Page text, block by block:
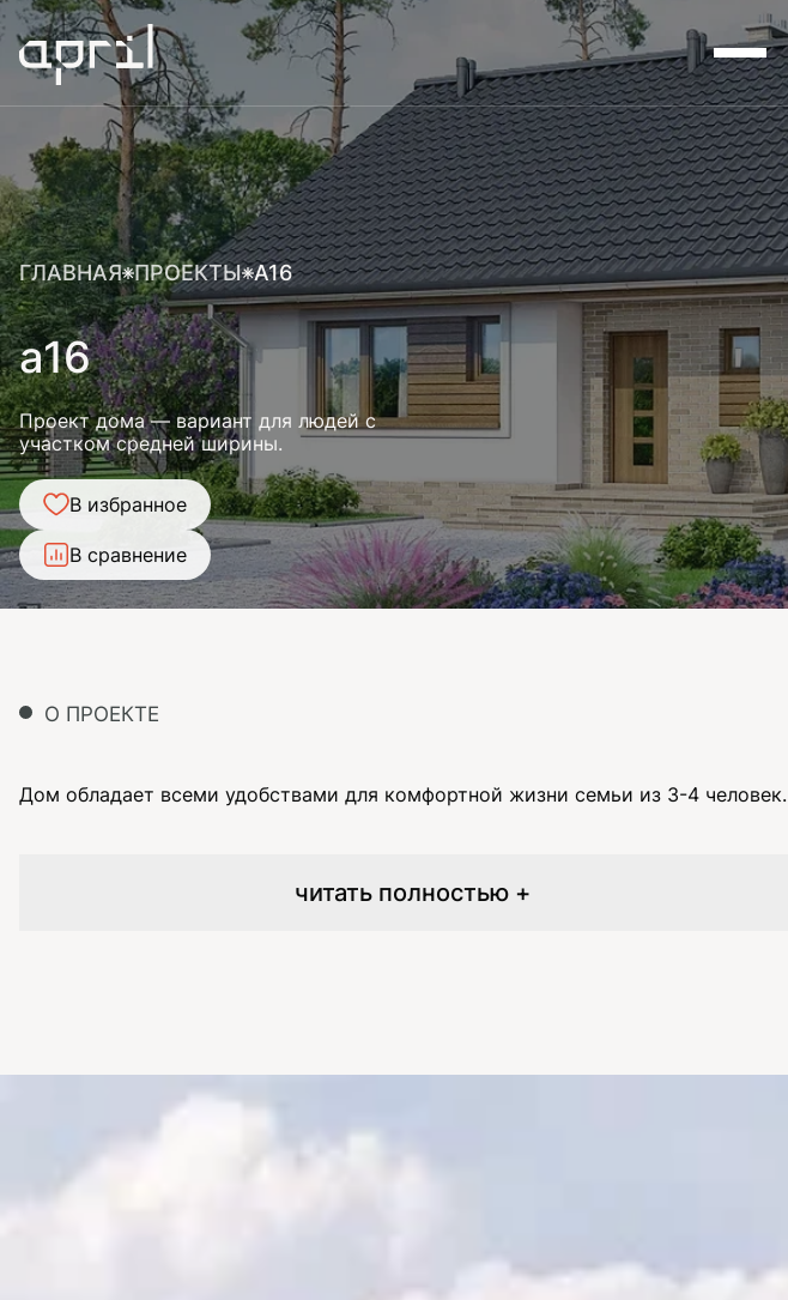
ГЛАВНАЯ ПРОЕКТЫ A16
a16
Проект дома — вариант для людей с
участком средней ширины.
В избранное
В сравнение
О ПРОЕКТЕ
Дом обладает всеми удобствами для комфортной жизни семьи из 3-4 человек.
читать полностью +